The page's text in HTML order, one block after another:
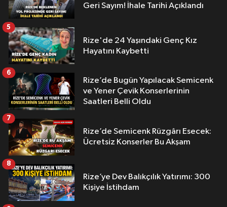
Geri Sayım! İhale Tarihi Açıklandı
Rize'de 24 Yaşındaki Genç Kız
Hayatını Kaybetti
5
Rize’de Bugün Yapılacak Semicenk
ve Yener Çevik Konserlerinin
Saatleri Belli Oldu
6
Rize’de Semicenk Rüzgârı Esecek:
Ücretsiz Konserler Bu Akşam
7
Rize’ye Dev Balıkçılık Yatırımı: 300
Kişiye İstihdam
8